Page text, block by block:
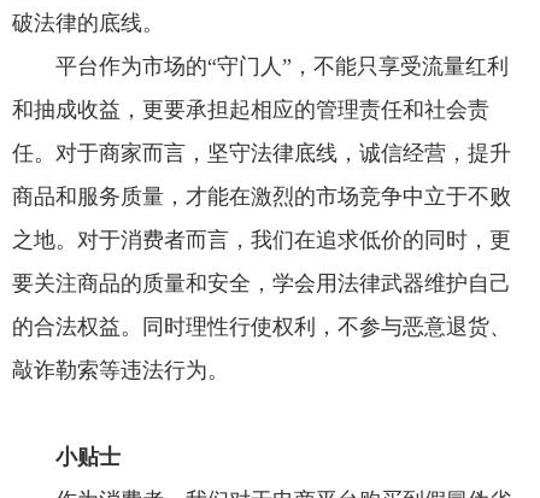
破法律的底线。
平台作为市场的“守门人”，不能只享受流量红利
和抽成收益，更要承担起相应的管理责任和社会责
任。对于商家而言，坚守法律底线，诚信经营，提升
商品和服务质量，才能在激烈的市场竞争中立于不败
之地。对于消费者而言，我们在追求低价的同时，更
要关注商品的质量和安全，学会用法律武器维护自己
的合法权益。同时理性行使权利，不参与恶意退货、
敲诈勒索等违法行为。
小贴士